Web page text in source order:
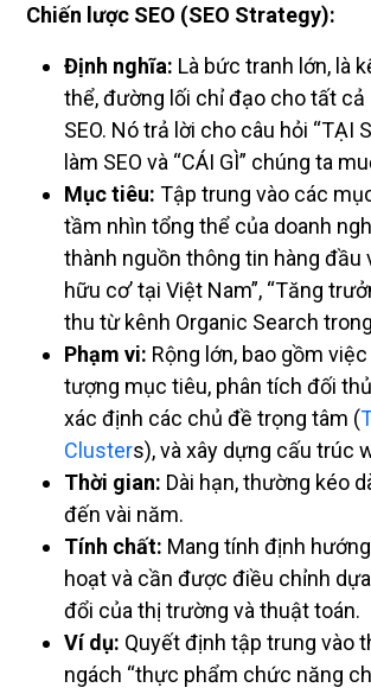
Chiến lược SEO (SEO Strategy):
Định nghĩa: Là bức tranh lớn, là
thể, đường lối chỉ đạo cho tất
SEO. Nó trả lời cho câu hỏi “TẠI
làm SEO và “CÁI GÌ” chúng ta
Mục tiêu: Tập trung vào các
tầm nhìn tổng thể của doanh
thành nguồn thông tin hàng đầu
hữu cơ’ tại Việt Nam”, “Tăng
thu từ kênh Organic Search
Phạm vi: Rộng lớn, bao gồm
tượng mục tiêu, phân tích đối
xác định các chủ đề trọng tâm (
Clusters), và xây dựng cấu trúc
Thời gian: Dài hạn, thường kéo
đến vài năm.
Tính chất: Mang tính định
hoạt và cần được điều chỉnh
đổi của thị trường và thuật toán.
Ví dụ: Quyết định tập trung vào
ngách “thực phẩm chức năng